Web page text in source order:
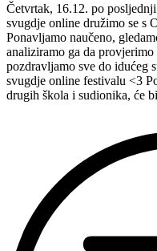
Četvrtak, 16.12. po
svugdje online družimo se s
Ponavljamo naučeno,
analiziramo ga da provjerimo
pozdravljamo sve do idućeg
svugdje online festivalu <3
drugih škola i sudionika, će